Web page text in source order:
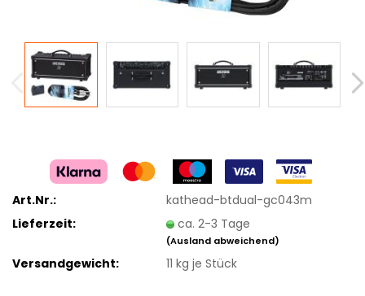
Art.Nr.:
kathead-btdual-gc043m
Lieferzeit:
ca. 2-3 Tage
(Ausland abweichend)
Versandgewicht: 11 kg je Stück